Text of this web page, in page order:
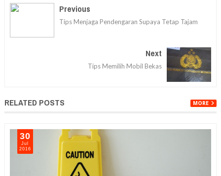
Previous
Tips Menjaga Pendengaran Supaya Tetap Tajam
Next
Tips Memilih Mobil Bekas
RELATED POSTS MORE
30
Jul
2016